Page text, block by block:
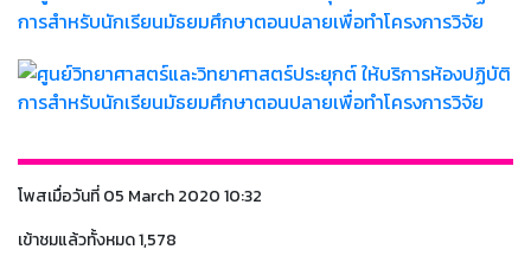
โพสเมื่อวันที่ 05 March 2020 10:32
เข้าชมแล้วทั้งหมด 1,578